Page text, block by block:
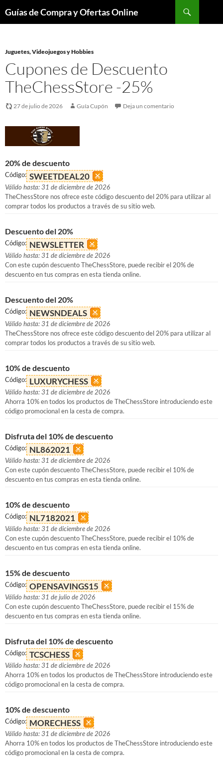
Guías de Compra y Ofertas Online
Juguetes, Videojuegos y Hobbies
Cupones de Descuento
TheChessStore -25%
27 de julio de 2026 Guía Cupón Deja un comentario
20% de descuento
Código: SWEETDEAL20
Válido hasta: 31 de diciembre de 2026
TheChessStore nos ofrece este código descuento del 20% para utilizar al
comprar todos los productos a través de su sitio web.
Descuento del 20%
Código: NEWSLETTER
Válido hasta: 31 de diciembre de 2026
Con este cupón descuento TheChessStore, puede recibir el 20% de
descuento en tus compras en esta tienda online.
Descuento del 20%
Código: NEWSNDEALS
Válido hasta: 31 de diciembre de 2026
TheChessStore nos ofrece este código descuento del 20% para utilizar al
comprar todos los productos a través de su sitio web.
10% de descuento
Código: LUXURYCHESS
Válido hasta: 31 de diciembre de 2026
Ahorra 10% en todos los productos de TheChessStore introduciendo este
código promocional en la cesta de compra.
Disfruta del 10% de descuento
Código: NL862021
Válido hasta: 31 de diciembre de 2026
Con este cupón descuento TheChessStore, puede recibir el 10% de
descuento en tus compras en esta tienda online.
10% de descuento
Código: NL7182021
Válido hasta: 31 de diciembre de 2026
Con este cupón descuento TheChessStore, puede recibir el 10% de
descuento en tus compras en esta tienda online.
15% de descuento
Código: OPENSAVINGS15
Válido hasta: 31 de julio de 2026
Con este cupón descuento TheChessStore, puede recibir el 15% de
descuento en tus compras en esta tienda online.
Disfruta del 10% de descuento
Código: TCSCHESS
Válido hasta: 31 de diciembre de 2026
Ahorra 10% en todos los productos de TheChessStore introduciendo este
código promocional en la cesta de compra.
10% de descuento
Código: MORECHESS
Válido hasta: 31 de diciembre de 2026
Ahorra 10% en todos los productos de TheChessStore introduciendo este
código promocional en la cesta de compra.